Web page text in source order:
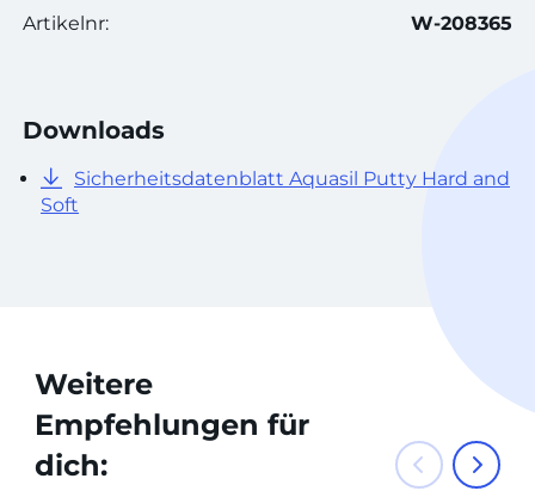
Artikelnr: W-208365
Downloads
Sicherheitsdatenblatt Aquasil Putty Hard and
Soft
Weitere
Empfehlungen für
dich: